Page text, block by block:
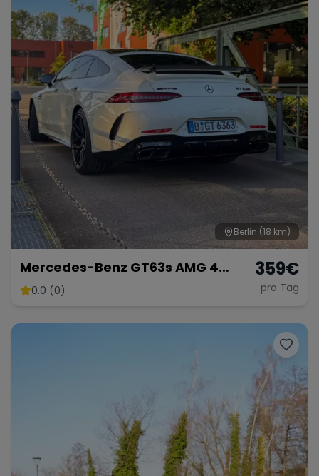
Berlin (18 km)
Mercedes-Benz GT63s AMG 4
Türer Coupé
0.0 (0)
359€
pro Tag